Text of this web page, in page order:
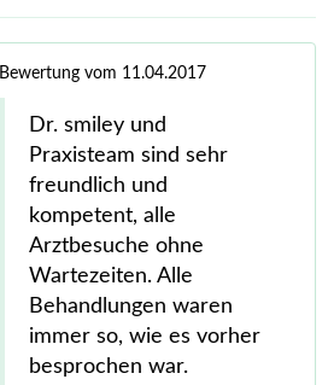
Bewertung vom 11.04.2017
Dr. smiley und
Praxisteam sind sehr
freundlich und
kompetent, alle
Arztbesuche ohne
Wartezeiten. Alle
Behandlungen waren
immer so, wie es vorher
besprochen war.